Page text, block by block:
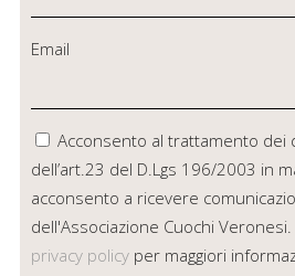
Email
Acconsento al trattamento dei
dell’art.23 del D.Lgs 196/2003 in
acconsento a ricevere
dell'Associazione Cuochi Veronesi.
privacy policyper maggiori